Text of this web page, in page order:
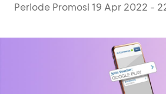
Periode Promosi 19 Apr 2022 -